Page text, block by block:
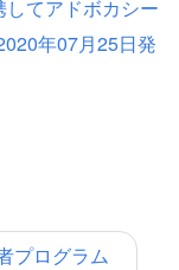
してアドボカシー
年07月25日発
プログラム